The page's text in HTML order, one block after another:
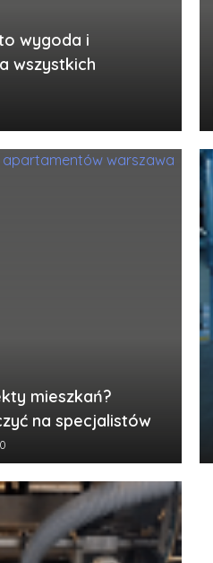
wygoda i
wszystkich
mieszkań?
na specjalistów